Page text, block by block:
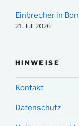
Einbrecher in
21. Juli 2026
HINWEISE
Kontakt
Datenschutz